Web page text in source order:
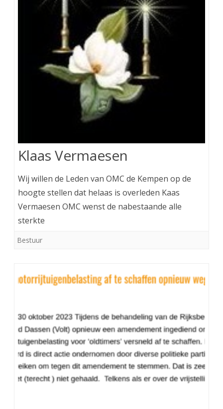
Klaas Vermaesen
Wij willen de Leden van OMC de Kempen op de
hoogte stellen dat helaas is overleden Kaas
Vermaesen OMC wenst de nabestaande alle
sterkte
Bestuur